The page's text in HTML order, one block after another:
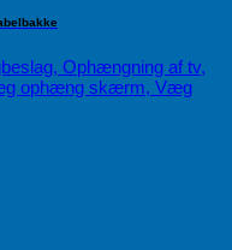
Ophængning af tv,
ophæng skærm, Væg